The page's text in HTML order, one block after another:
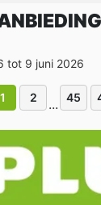
tot 9 juni 2026
1 2 ... 45